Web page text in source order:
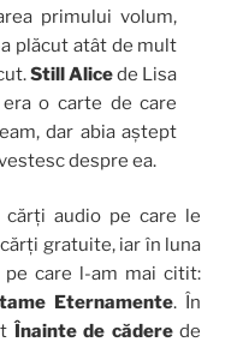
primului volum,
plăcut atât de mult
Still Alicede Lisa
era o carte de care
dar abia aștept
despre ea.
audio pe care le
gratuite, iar în luna
care l-am mai citit:
Eternamente. În
Înainte de căderede